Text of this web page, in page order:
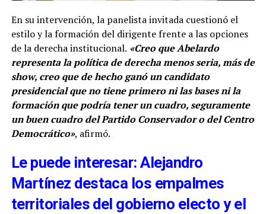
En su intervención, la panelista invitada cuestionó el
estilo y la formación del dirigente frente a las opciones
de la derecha institucional. «Creo que Abelardo
representa la política de derecha menos seria, más de
show, creo que de hecho ganó un candidato
presidencial que no tiene primero ni las bases ni la
formación que podría tener un cuadro, seguramente
un buen cuadro del Partido Conservador o del Centro
Democrático», afirmó.
Le puede interesar: Alejandro
Martínez destaca los empalmes
territoriales del gobierno electo y el